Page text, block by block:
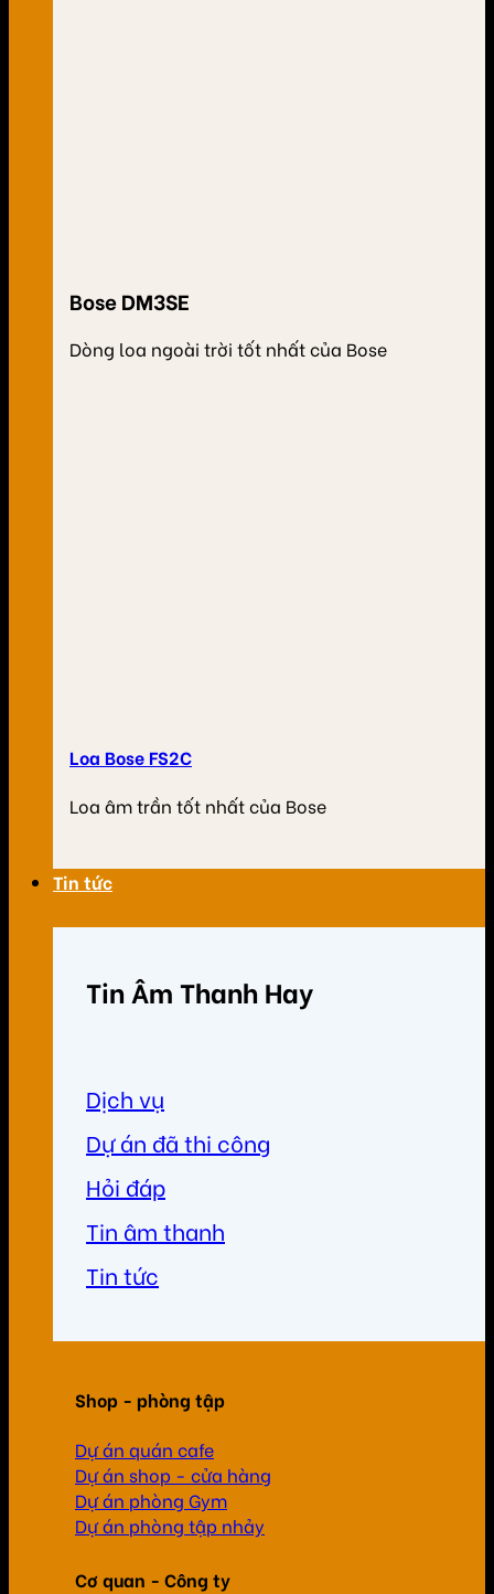
Bose DM3SE
Dòng loa ngoài trời tốt nhất của Bose
Loa Bose FS2C
Loa âm trần tốt nhất của Bose
Tin tức
Tin Âm Thanh Hay
Dịch vụ
Dự án đã thi công
Hỏi đáp
Tin âm thanh
Tin tức
Shop - phòng tập
Dự án quán cafe
Dự án shop - cửa hàng
Dự án phòng Gym
Dự án phòng tập nhảy
Cơ quan - Công ty